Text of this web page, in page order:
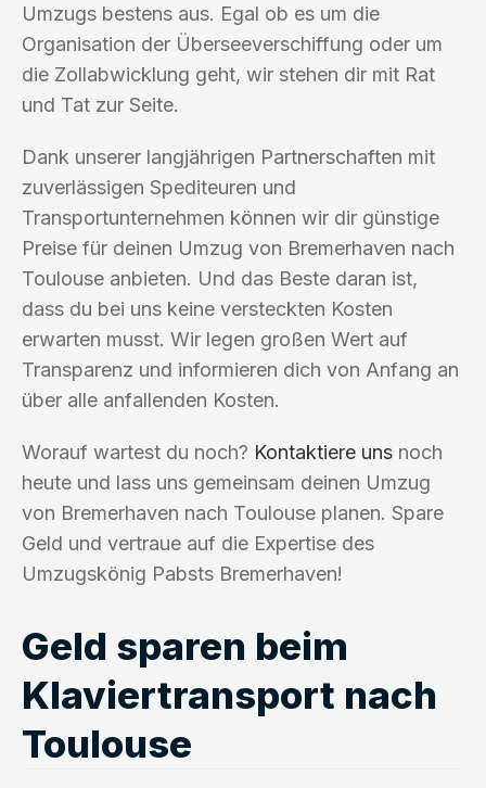
Umzugs bestens aus. Egal ob es um die
Organisation der Überseeverschiffung oder um
die Zollabwicklung geht, wir stehen dir mit Rat
und Tat zur Seite.
Dank unserer langjährigen Partnerschaften mit
zuverlässigen Spediteuren und
Transportunternehmen können wir dir günstige
Preise für deinen Umzug von Bremerhaven nach
Toulouse anbieten. Und das Beste daran ist,
dass du bei uns keine versteckten Kosten
erwarten musst. Wir legen großen Wert auf
Transparenz und informieren dich von Anfang an
über alle anfallenden Kosten.
Worauf wartest du noch? Kontaktiere uns noch
heute und lass uns gemeinsam deinen Umzug
von Bremerhaven nach Toulouse planen. Spare
Geld und vertraue auf die Expertise des
Umzugskönig Pabsts Bremerhaven!
Geld sparen beim
Klaviertransport nach
Toulouse